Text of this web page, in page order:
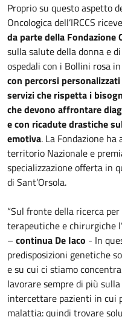
Proprio su questo aspetto
Oncologica dell’IRCCS
da parte della Fondazione
sulla salute della donna e
ospedali con i Bollini rosa
con percorsi
servizi che rispetta i
che devono affrontare
e con ricadute drastiche
emotiva. La Fondazione
territorio Nazionale e
specializzazione offerta in
di Sant’Orsola.
“Sul fronte della ricerca
terapeutiche e chirurgiche
– continua De Iaco - In
predisposizioni genetiche
e su cui ci stiamo
lavorare sempre di più
intercettare pazienti in cui
malattia: quindi trovare